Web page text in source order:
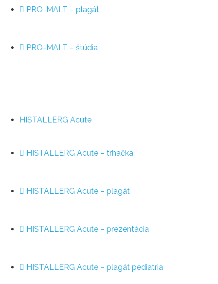
PRO-MALT – plagát
PRO-MALT – štúdia
HISTALLERG Acute
HISTALLERG Acute – trhačka
HISTALLERG Acute – plagát
HISTALLERG Acute – prezentácia
HISTALLERG Acute – plagát pediatria